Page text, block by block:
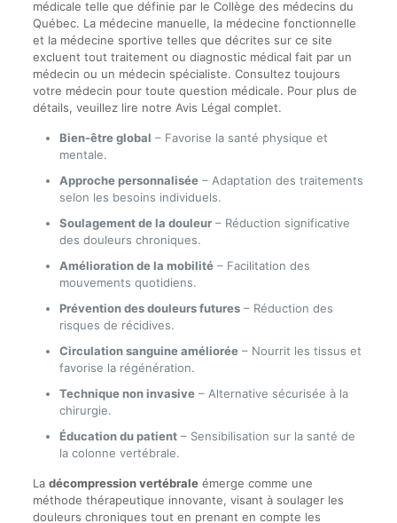
médicale telle que définie par le Collège des médecins du
Québec. La médecine manuelle, la médecine fonctionnelle
et la médecine sportive telles que décrites sur ce site
excluent tout traitement ou diagnostic médical fait par un
médecin ou un médecin spécialiste. Consultez toujours
votre médecin pour toute question médicale. Pour plus de
détails, veuillez lire notre Avis Légal complet.
Bien-être global – Favorise la santé physique et
mentale.
Approche personnalisée– Adaptation des traitements
selon les besoins individuels.
Soulagement de la douleur– Réduction significative
des douleurs chroniques.
Amélioration de la mobilité– Facilitation des
mouvements quotidiens.
Prévention des douleurs futures– Réduction des
risques de récidives.
Circulation sanguine améliorée– Nourrit les tissus et
favorise la régénération.
Technique non invasive– Alternative sécurisée à la
chirurgie.
Éducation du patient– Sensibilisation sur la santé de
la colonne vertébrale.
La décompression vertébraleémerge comme une
méthode thérapeutique innovante, visant à soulager les
douleurs chroniques tout en prenant en compte les